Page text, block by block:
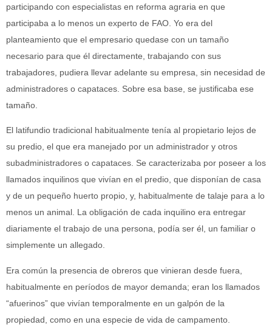
participando con especialistas en reforma agraria en que
participaba a lo menos un experto de FAO. Yo era del
planteamiento que el empresario quedase con un tamaño
necesario para que él directamente, trabajando con sus
trabajadores, pudiera llevar adelante su empresa, sin necesidad de
administradores o capataces. Sobre esa base, se justificaba ese
tamaño.
El latifundio tradicional habitualmente tenía al propietario lejos de
su predio, el que era manejado por un administrador y otros
subadministradores o capataces. Se caracterizaba por poseer a los
llamados inquilinos que vivían en el predio, que disponían de casa
y de un pequeño huerto propio, y, habitualmente de talaje para a lo
menos un animal. La obligación de cada inquilino era entregar
diariamente el trabajo de una persona, podía ser él, un familiar o
simplemente un allegado.
Era común la presencia de obreros que vinieran desde fuera,
habitualmente en períodos de mayor demanda; eran los llamados
“afuerinos” que vivían temporalmente en un galpón de la
propiedad, como en una especie de vida de campamento.